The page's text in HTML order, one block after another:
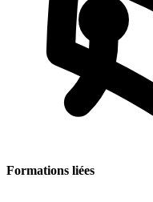
Formations liées